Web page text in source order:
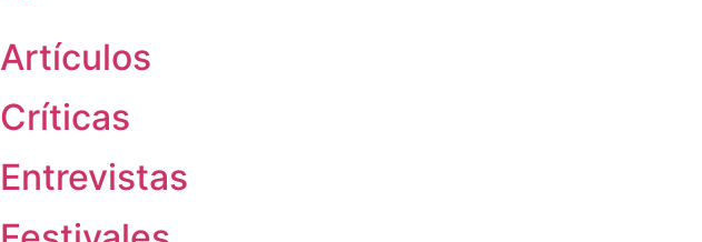
Artículos
Críticas
Entrevistas